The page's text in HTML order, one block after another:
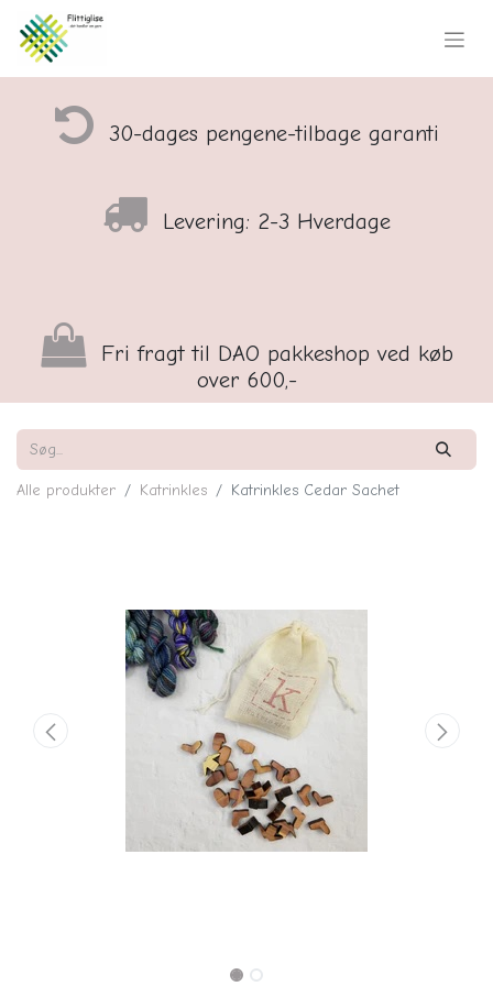
30-dages pengene-tilbage garanti
Levering: 2-3 Hverdage
Fri fragt til DAO pakkeshop ved køb
over 600,-
Alle produkter Katrinkles Katrinkles Cedar Sachet